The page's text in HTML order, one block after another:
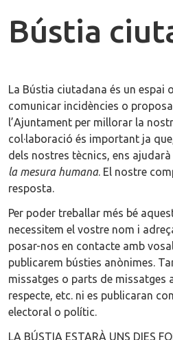
Bústia
La Bústia ciutadana és un espai
comunicar incidències o
l’Ajuntament per millorar la
col·laboració és important ja
dels nostres tècnics, ens
la mesura humana. El nostre
resposta.
Per poder treballar més bé
necessitem el vostre nom i
posar-nos en contacte amb
publicarem bústies anònimes.
missatges o parts de missatges
respecte, etc. ni es publicaran
electoral o polític.
LA BÚSTIA ESTARÀ UNS DIES